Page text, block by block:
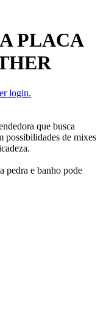
PLACA
login.
que busca
possibilidades de mixes
pedra e banho pode